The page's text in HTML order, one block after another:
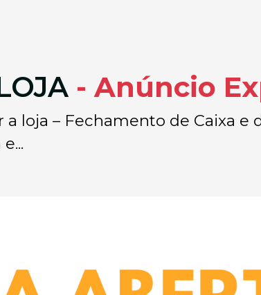
- Anúncio
a loja – Fechamento de Caixa